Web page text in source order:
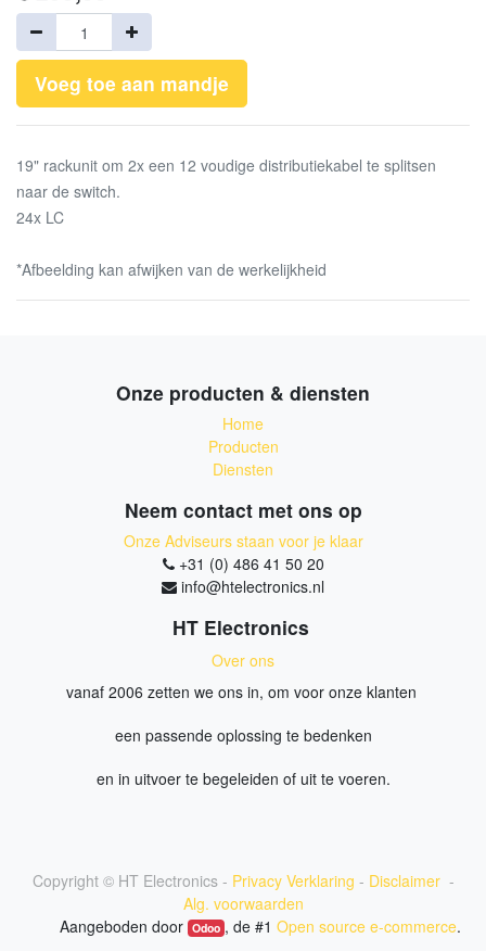
Voeg toe aan mandje
19" rackunit om 2x een 12 voudige distributiekabel te splitsen
naar de switch.
24x LC
*Afbeelding kan afwijken van de werkelijkheid
Onze producten & diensten
Home
Producten
Diensten
Neem contact met ons op
Onze Adviseurs staan voor je klaar
+31 (0) 486 41 50 20
info@htelectronics.nl
HT Electronics
Over ons
vanaf 2006 zetten we ons in, om voor onze klanten
een passende oplossing te bedenken
en in uitvoer te begeleiden of uit te voeren.
Copyright © HT Electronics - Privacy Verklaring - Disclaimer -
Alg. voorwaarden
Aangeboden door Odoo , de #1 Open source e-commerce.